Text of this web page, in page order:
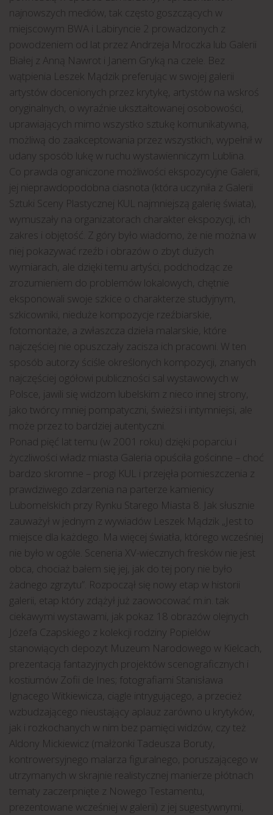
najnowszych mediów, tak często goszczących w
miejscowym BWA i Labiryncie 2 prowadzonych z
powodzeniem od lat przez Andrzeja Mroczka lub Galerii
Białej z Anną Nawrot i Janem Gryką na czele. Bez
wątpienia Leszek Mądzik preferując w swojej galerii
artystów docenionych przez krytykę, artystów na wskroś
oryginalnych, o wyraźnie ukształtowanej osobowości,
uprawiających mimo wszystko sztukę komunikatywną,
możliwą do zaakceptowania przez wszystkich, wypełnił w
udany sposób lukę w ruchu wystawienniczym Lublina.
Co prawda ograniczone możliwości ekspozycyjne Galerii,
jej nieprawdopodobna ciasnota (która uczyniła z Galerii
Sztuki Sceny Plastycznej KUL najmniejszą galerię świata),
wymuszały na organizatorach charakter ekspozycji, ich
zakres i objętość. Z góry było wiadomo, że nie można w
niej pokazywać rzeźb i obrazów o zbyt dużych
wymiarach, ale dzięki temu artyści, podchodząc ze
zrozumieniem do problemów lokalowych, chętnie
eksponowali swoje szkice o charakterze studyjnym,
szkicowniki, nieduże kompozycje rzeźbiarskie,
fotomontaże, a zwłaszcza dzieła malarskie, które
najczęściej nie opuszczały zacisza ich pracowni. W ten
sposób autorzy ściśle określonych kompozycji, znanych
najczęściej ogółowi publiczności sal wystawowych w
Polsce, jawili się widzom lubelskim z nieco innej strony,
jako twórcy mniej pompatyczni, świeżsi i intymniejsi, ale
może przez to bardziej autentyczni.
Ponad pięć lat temu (w 2001 roku) dzięki poparciu i
życzliwości władz miasta Galeria opuściła gościnne – choć
bardzo skromne – progi KUL i przejęła pomieszczenia z
prawdziwego zdarzenia na parterze kamienicy
Lubomelskich przy Rynku Starego Miasta 8. Jak słusznie
zauważył w jednym z wywiadów Leszek Mądzik „Jest to
miejsce dla każdego. Ma więcej światła, którego wcześniej
nie było w ogóle. Sceneria XV-wiecznych fresków nie jest
obca, chociaż bałem się jej, jak do tej pory nie było
żadnego zgrzytu”. Rozpoczął się nowy etap w historii
galerii, etap który zdążył już zaowocować m.in. tak
ciekawymi wystawami, jak pokaz 18 obrazów olejnych
Józefa Czapskiego z kolekcji rodziny Popielów
stanowiących depozyt Muzeum Narodowego w Kielcach,
prezentacją fantazyjnych projektów scenograficznych i
kostiumów Zofii de Ines; fotografiami Stanisława
Ignacego Witkiewicza, ciągle intrygującego, a przecież
wzbudzającego nieustający aplauz zarówno u krytyków,
jak i rozkochanych w nim bez pamięci widzów, czy też
Aldony Mickiewicz (małżonki Tadeusza Boruty,
kontrowersyjnego malarza figuralnego, poruszającego w
utrzymanych w skrajnie realistycznej manierze płótnach
tematy zaczerpnięte z Nowego Testamentu,
prezentowane wcześniej w galerii) z jej sugestywnymi,